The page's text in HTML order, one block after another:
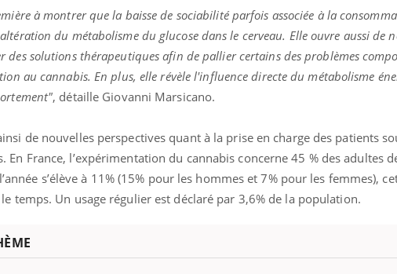
à montrer que la baisse de sociabilité parfois associée à la
du métabolisme du glucose dans le cerveau. Elle ouvre aussi de
des solutions thérapeutiques afin de pallier certains des problèmes
au cannabis. En plus, elle révèle l'influence directe du métabolisme
, détaille Giovanni Marsicano.
de nouvelles perspectives quant à la prise en charge des patients
En France, l’expérimentation du cannabis concerne 45 % des adultes
s’élève à 11% (15% pour les hommes et 7% pour les femmes),
le temps. Un usage régulier est déclaré par 3,6% de la population.